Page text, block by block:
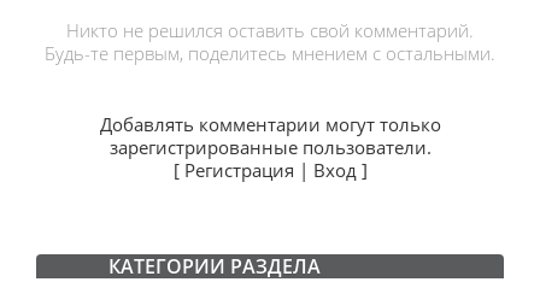
Никто не решился оставить свой комментарий.
Будь-те первым, поделитесь мнением с остальными.
Добавлять комментарии могут только
зарегистрированные пользователи.
[ Регистрация | Вход]
КАТЕГОРИИ РАЗДЕЛА